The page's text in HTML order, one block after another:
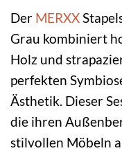
Der MERXX
Grau kombiniert
Holz und
perfekten
Ästhetik. Dieser
die ihren
stilvollen Möbeln